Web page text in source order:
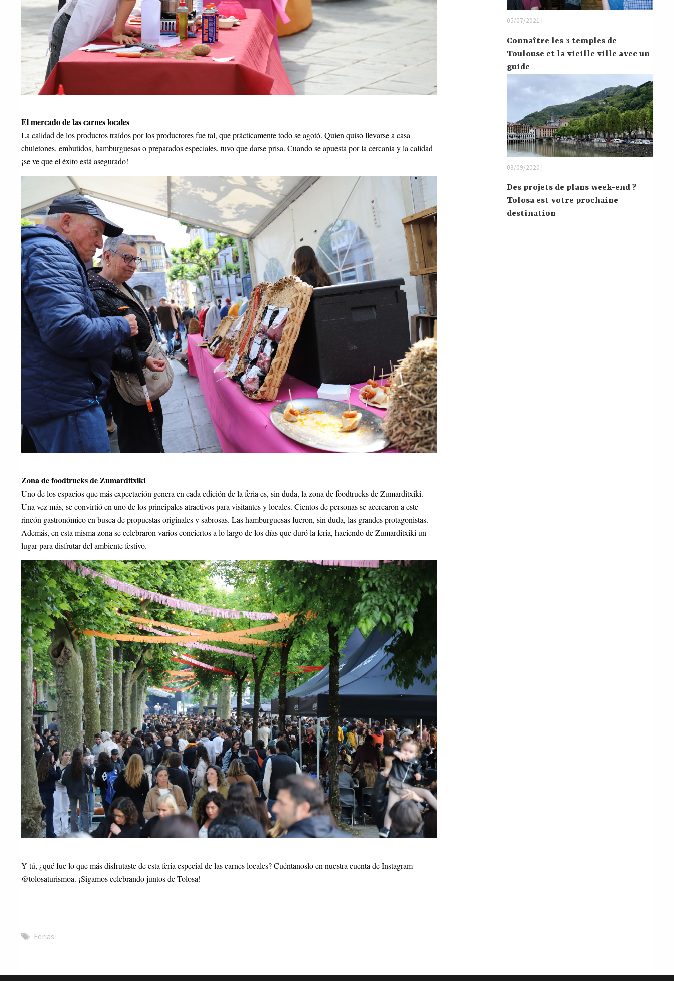
El mercado de las carnes locales
La calidad de los productos traídos por los productores fue tal, que prácticamente todo se agotó. Quien quiso llevarse a casa
chuletones, embutidos, hamburguesas o preparados especiales, tuvo que darse prisa. Cuando se apuesta por la cercanía y la calidad
¡se ve que el éxito está asegurado!
Zona de foodtrucks de Zumarditxiki
Uno de los espacios que más expectación genera en cada edición de la feria es, sin duda, la zona de foodtrucks de Zumarditxiki.
Una vez más, se convirtió en uno de los principales atractivos para visitantes y locales. Cientos de personas se acercaron a este
rincón gastronómico en busca de propuestas originales y sabrosas. Las hamburguesas fueron, sin duda, las grandes protagonistas.
Además, en esta misma zona se celebraron varios conciertos a lo largo de los días que duró la feria, haciendo de Zumarditxiki un
lugar para disfrutar del ambiente festivo.
Y tú, ¿qué fue lo que más disfrutaste de esta feria especial de las carnes locales? Cuéntanoslo en nuestra cuenta de Instagram
@tolosaturismoa. ¡Sigamos celebrando juntos de Tolosa!
Ferias
05/07/2021 |
Connaître les 3 temples de
Toulouse et la vieille ville avec un
guide
03/09/2020 |
Des projets de plans week-end ?
Tolosa est votre prochaine
destination